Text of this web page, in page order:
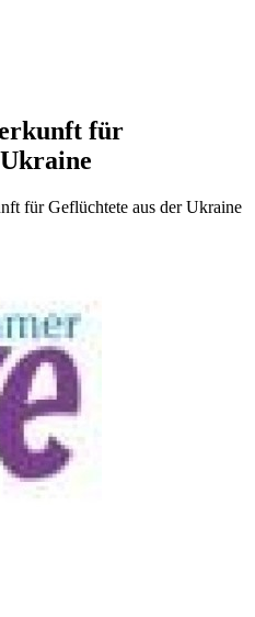
für
für Geflüchtete aus der Ukraine